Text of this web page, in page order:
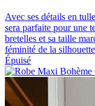
Avec ses détails en
sera parfaite pour une
bretelles et sa taille
féminité de la
Épuisé